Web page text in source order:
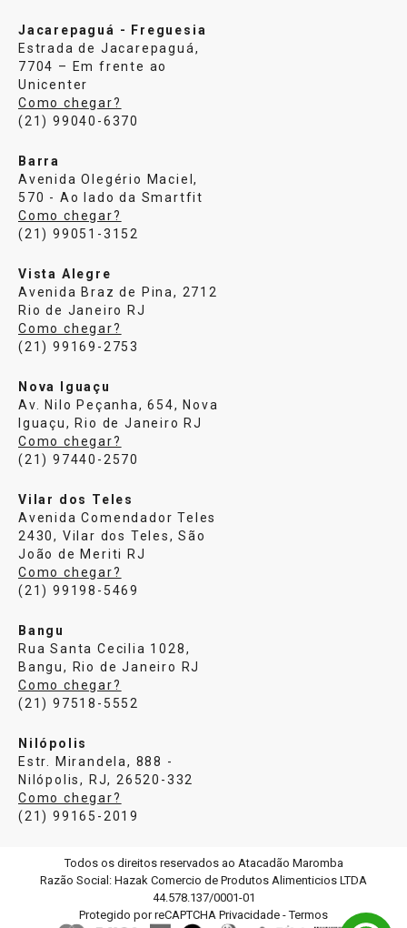
Jacarepaguá - Freguesia
Estrada de Jacarepaguá,
7704 – Em frente ao
Unicenter
Como chegar?
(21) 99040-6370
Barra
Avenida Olegério Maciel,
570 - Ao lado da Smartfit
Como chegar?
(21) 99051-3152
Vista Alegre
Avenida Braz de Pina, 2712
Rio de Janeiro RJ
Como chegar?
(21) 99169-2753
Nova Iguaçu
Av. Nilo Peçanha, 654, Nova
Iguaçu, Rio de Janeiro RJ
Como chegar?
(21) 97440-2570
Vilar dos Teles
Avenida Comendador Teles
2430, Vilar dos Teles, São
João de Meriti RJ
Como chegar?
(21) 99198-5469
Bangu
Rua Santa Cecilia 1028,
Bangu, Rio de Janeiro RJ
Como chegar?
(21) 97518-5552
Nilópolis
Estr. Mirandela, 888 -
Nilópolis, RJ, 26520-332
Como chegar?
(21) 99165-2019
Todos os direitos reservados ao Atacadão Maromba
Razão Social: Hazak Comercio de Produtos Alimenticios LTDA
44.578.137/0001-01
Protegido por reCAPTCHA Privacidade -Termos